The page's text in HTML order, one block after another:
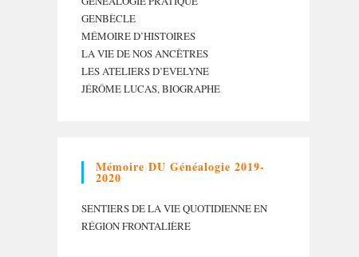
GENBÈCLE
MÉMOIRE D’HISTOIRES
LA VIE DE NOS ANCÊTRES
LES ATELIERS D’EVELYNE
JÉRÔME LUCAS, BIOGRAPHE
Mémoire DU Généalogie 2019-
2020
SENTIERS DE LA VIE QUOTIDIENNE EN
RÉGION FRONTALIÈRE